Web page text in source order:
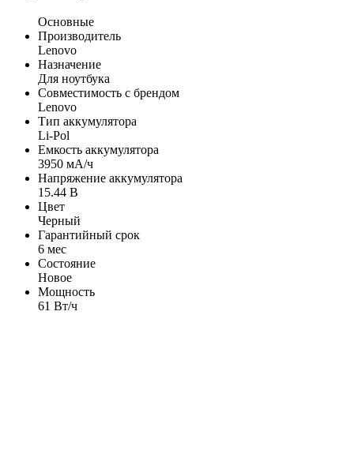
Основные
Производитель
Lenovo
Назначение
Для ноутбука
Совместимость с брендом
Lenovo
Тип аккумулятора
Li-Pol
Емкость аккумулятора
3950 мА/ч
Напряжение аккумулятора
15.44 В
Цвет
Черный
Гарантийный срок
6 мес
Состояние
Новое
Мощность
61 Вт/ч